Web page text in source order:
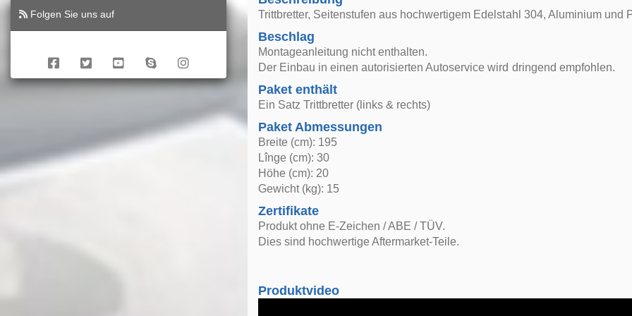
Folgen Sie uns auf Trittbretter, Seitenstufen aus hochwertigem Edelstahl 304, Aluminium und
Beschlag
Montageanleitung nicht enthalten.
Der Einbau in einen autorisierten Autoservice wird dringend empfohlen.
Paket enthält
Ein Satz Trittbretter (links & rechts)
Paket Abmessungen
Breite (cm): 195
Lînge (cm): 30
Höhe (cm): 20
Gewicht (kg): 15
Zertifikate
Produkt ohne E-Zeichen / ABE / TÜV.
Dies sind hochwertige Aftermarket-Teile.
Produktvideo